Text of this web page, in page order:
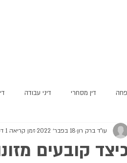
דין מסחרי דיני עבודה
קובעים
עו"ד ברק רון 18 בפבר׳ 2022 זמן קריאה 1 דקות